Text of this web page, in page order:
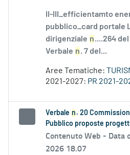
II-III_efficientamto
pubblico_card portale
dirigenziale n....264
Verbale n. 7 del...
Aree Tematiche:
2021-2027: PR 2021-
Verbale n . 20
Pubblico proposte
Contenuto Web - Data
2026 18.07